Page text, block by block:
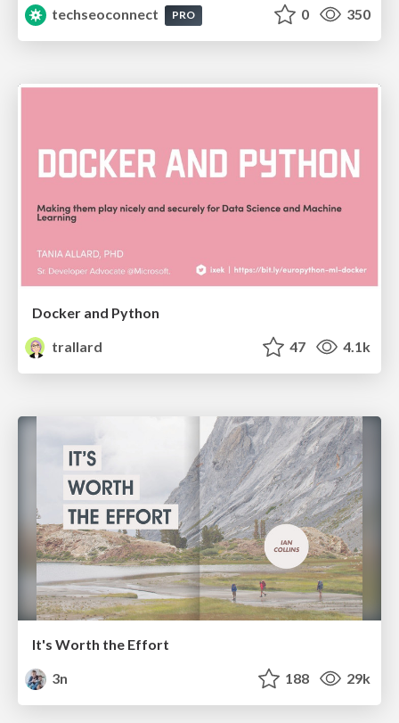
techseoconnect
PRO 0 350
Docker and Python
trallard
47 4.1k
It's Worth the Effort
3n
188 29k